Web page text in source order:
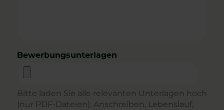
Bewerbungsunterlagen
Bitte laden Sie alle relevanten Unterlagen hoch
(nur PDF-Dateien): Anschreiben, Lebenslauf,